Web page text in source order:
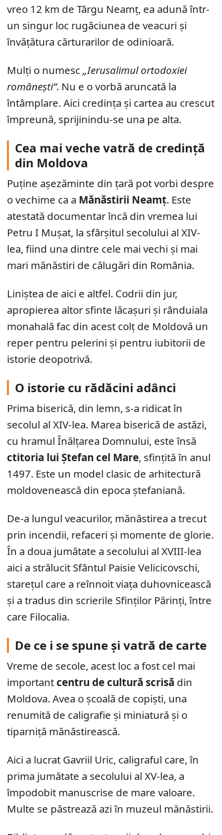
vreo 12 km de Târgu Neamț, ea adună într-
un singur loc rugăciunea de veacuri și
învățătura cărturarilor de odinioară.
Mulți o numesc „Ierusalimul ortodoxiei
românești”. Nu e o vorbă aruncată la
întâmplare. Aici credința și cartea au crescut
împreună, sprijinindu-se una pe alta.
Cea mai veche vatră de credință
din Moldova
Puține așezăminte din țară pot vorbi despre
o vechime ca a Mănăstirii Neamț. Este
atestată documentar încă din vremea lui
Petru I Mușat, la sfârșitul secolului al XIV-
lea, fiind una dintre cele mai vechi și mai
mari mănăstiri de călugări din România.
Liniștea de aici e altfel. Codrii din jur,
apropierea altor sfinte lăcașuri și rânduiala
monahală fac din acest colț de Moldovă un
reper pentru pelerini și pentru iubitorii de
istorie deopotrivă.
O istorie cu rădăcini adânci
Prima biserică, din lemn, s-a ridicat în
secolul al XIV-lea. Marea biserică de astăzi,
cu hramul Înălțarea Domnului, este însă
ctitoria lui Ștefan cel Mare, sfințită în anul
1497. Este un model clasic de arhitectură
moldovenească din epoca ștefaniană.
De-a lungul veacurilor, mănăstirea a trecut
prin incendii, refaceri și momente de glorie.
În a doua jumătate a secolului al XVIII-lea
aici a strălucit Sfântul Paisie Velicicovschi,
starețul care a reînnoit viața duhovnicească
și a tradus din scrierile Sfinților Părinți, între
care Filocalia.
De ce i se spune și vatră de carte
Vreme de secole, acest loc a fost cel mai
important centru de cultură scrisă din
Moldova. Avea o școală de copiști, una
renumită de caligrafie și miniatură și o
tiparniță mănăstirească.
Aici a lucrat Gavriil Uric, caligraful care, în
prima jumătate a secolului al XV-lea, a
împodobit manuscrise de mare valoare.
Multe se păstrează azi în muzeul mănăstirii.